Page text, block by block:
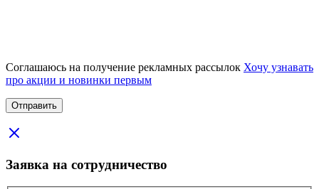
Соглашаюсь на получение рекламных рассылок Хочу узнавать
про акции и новинки первым
Заявка на сотрудничество